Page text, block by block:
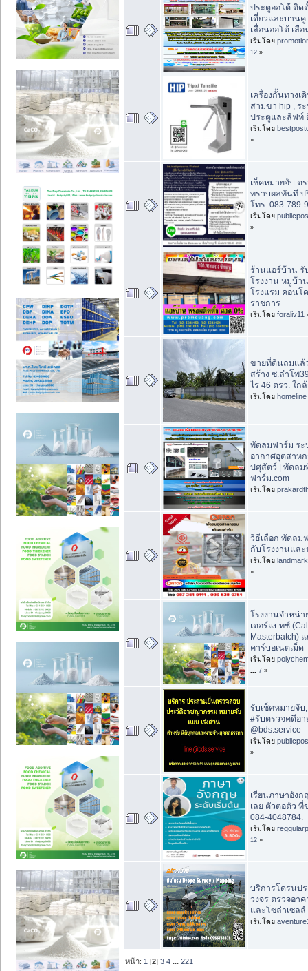
ประตูออโต้ ติด
เดี่ยวและบาน
เลื่อนออโต้ เลื่
เริ่มโดย
12 »
เครื่องกั้นทางเ
สามขา hip , ร
ประตูและลิฟท์
เริ่มโดย
»
เช็คหมายจับ ต
ทราบผลทันที ป
โทร: 083-789-
เริ่มโดย
»
ร้านแอร์บ้าน รั
โรงงาน หมู่บ้า
โรงแรม คอนโ
ราชการ
เริ่มโดย foraliv11
ขายที่ดินถมแล้
สร้าง ซ.ลำโพ
ไร่ 46 ตรว. ใก
เริ่มโดย homeline
พัดลมฟาร์ม ระ
อากาศอุตสาห
ปศุสัตว์ | พัดลม
ฟาร์ม.com
เริ่มโดย
วิธีเลือก พัดลม
กับโรงงานแล
เริ่มโดย
»
โรงงานจำหน่
เตอร์แบทช์
Masterbatch)
คาร์บอเนตเม็ด
เริ่มโดย
7 »
รับเช็คหมายจั
#รับตรวจคดีอ
@bds.service
เริ่มโดย
»
เรียนภาษาอัง
เลย ตัวต่อตัว
084-4048784.
เริ่มโดย
12 »
บริการโดรนป
วงจร ตรวจอา
และโซล่าเซลล์
เริ่มโดย
หน้า: 1 [2]3 4 ...221